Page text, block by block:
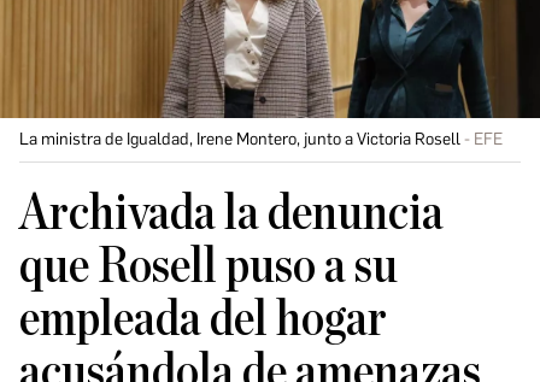
La ministra de Igualdad, Irene Montero, junto a Victoria Rosell EFE
Archivada la denuncia
que Rosell puso a su
empleada del hogar